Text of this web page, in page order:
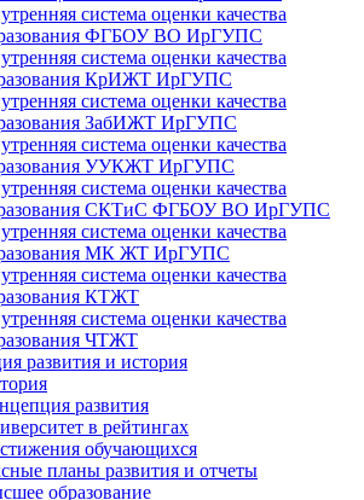
система оценки качества
ФГБОУ ВО ИрГУПС
система оценки качества
КрИЖТ ИрГУПС
система оценки качества
ЗабИЖТ ИрГУПС
система оценки качества
УУКЖТ ИрГУПС
система оценки качества
СКТиС ФГБОУ ВО ИрГУПС
система оценки качества
МК ЖТ ИрГУПС
система оценки качества
КТЖТ
система оценки качества
ЧТЖТ
развития и история
развития
в рейтингах
обучающихся
планы развития и отчеты
образование